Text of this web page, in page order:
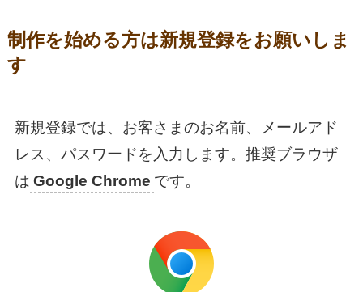
制作を始める方は新規登録をお願いしま
す
新規登録では、お客さまのお名前、メールアド
レス、パスワードを入力します。推奨ブラウザ
は Google Chrome です。